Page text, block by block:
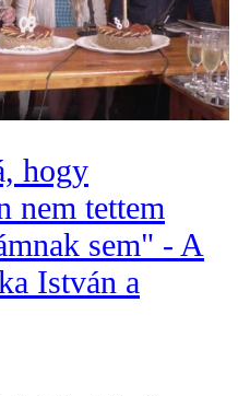
hogy
nem tettem
sem" - A
István a